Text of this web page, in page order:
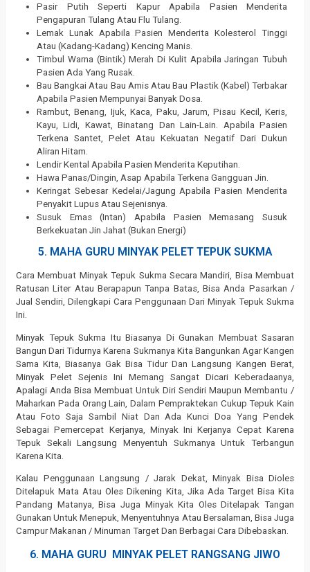
Pasir Putih Seperti Kapur Apabila Pasien Menderita
Pengapuran Tulang Atau Flu Tulang.
Lemak Lunak Apabila Pasien Menderita Kolesterol Tinggi
Atau (Kadang-Kadang) Kencing Manis.
Timbul Warna (Bintik) Merah Di Kulit Apabila Jaringan Tubuh
Pasien Ada Yang Rusak.
Bau Bangkai Atau Bau Amis Atau Bau Plastik (Kabel) Terbakar
Apabila Pasien Mempunyai Banyak Dosa.
Rambut, Benang, Ijuk, Kaca, Paku, Jarum, Pisau Kecil, Keris,
Kayu, Lidi, Kawat, Binatang Dan Lain-Lain. Apabila Pasien
Terkena Santet, Pelet Atau Kekuatan Negatif Dari Dukun
Aliran Hitam.
Lendir Kental Apabila Pasien Menderita Keputihan.
Hawa Panas/Dingin, Asap Apabila Terkena Gangguan Jin.
Keringat Sebesar Kedelai/Jagung Apabila Pasien Menderita
Penyakit Lupus Atau Sejenisnya.
Susuk Emas (Intan) Apabila Pasien Memasang Susuk
Berkekuatan Jin Jahat (Bukan Energi)
5. MAHA GURU MINYAK PELET TEPUK SUKMA
Cara Membuat Minyak Tepuk Sukma Secara Mandiri, Bisa Membuat
Ratusan Liter Atau Berapapun Tanpa Batas, Bisa Anda Pasarkan /
Jual Sendiri, Dilengkapi Cara Penggunaan Dari Minyak Tepuk Sukma
Ini.
Minyak Tepuk Sukma Itu Biasanya Di Gunakan Membuat Sasaran
Bangun Dari Tidurnya Karena Sukmanya Kita Bangunkan Agar Kangen
Sama Kita, Biasanya Gak Bisa Tidur Dan Langsung Kangen Berat,
Minyak Pelet Sejenis Ini Memang Sangat Dicari Keberadaanya,
Apalagi Anda Bisa Membuat Untuk Diri Sendiri Maupun Membantu /
Maharkan Pada Orang Lain, Dalam Pempraktekan Cukup Tepuk Kain
Atau Foto Saja Sambil Niat Dan Ada Kunci Doa Yang Pendek
Sebagai Pemercepat Kerjanya, Minyak Ini Kerjanya Cepat Karena
Tepuk Sekali Langsung Menyentuh Sukmanya Untuk Terbangun
Karena Kita.
Kalau Penggunaan Langsung / Jarak Dekat, Minyak Bisa Dioles
Ditelapuk Mata Atau Oles Dikening Kita, Jika Ada Target Bisa Kita
Pandang Matanya, Bisa Juga Minyak Kita Oles Ditelapak Tangan
Gunakan Untuk Menepuk, Menyentuhnya Atau Bersalaman, Bisa Juga
Campur Makanan / Minuman Target Dan Berbagai Cara Dibebaskan.
6. MAHA GURU MINYAK PELET RANGSANG JIWO